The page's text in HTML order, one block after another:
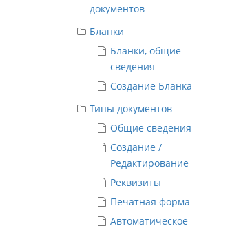
документов
Бланки
Бланки, общие
сведения
Создание Бланка
Типы документов
Общие сведения
Создание /
Редактирование
Реквизиты
Печатная форма
Автоматическое